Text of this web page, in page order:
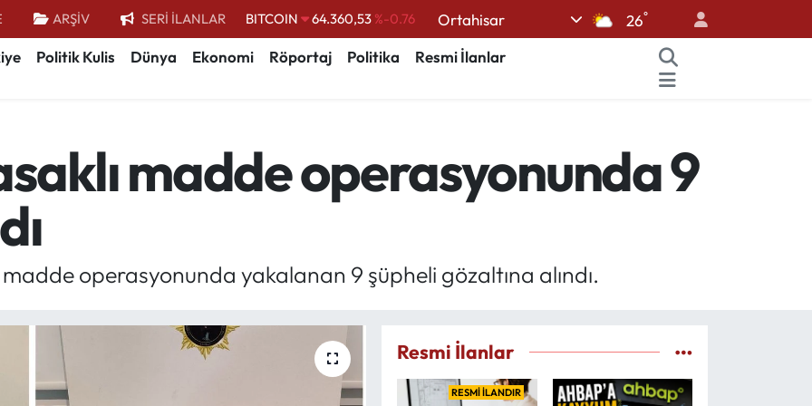
ARŞİV SERİ İLANLAR BITCOIN 64.360,53 %-0.76
DOLAR
47,7069 %0.17
BİST100
13.887 %64
Ortahisar 26°
Politik Kulis Dünya Ekonomi Röportaj Politika
Resmi İlanlar
madde operasyonunda 9
operasyonunda yakalanan 9 şüpheli gözaltına alındı.
Resmi İlanlar
RESMİ İLANDIR